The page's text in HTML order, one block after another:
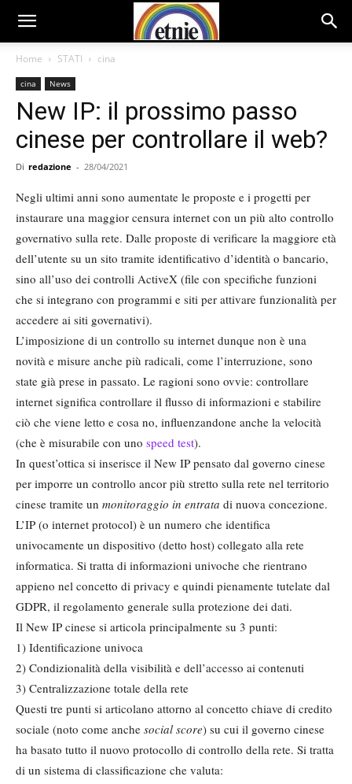
Home STATI cina
cina News
New IP: il prossimo passo
cinese per controllare il web?
Di redazione - 28/04/2021
Negli ultimi anni sono aumentate le proposte e i progetti per
instaurare una maggior censura internet con un più alto controllo
governativo sulla rete. Dalle proposte di verificare la maggiore età
dell’utente su un sito tramite identificativo d’identità o bancario,
sino all’uso dei controlli ActiveX (file con specifiche funzioni
che si integrano con programmi e siti per attivare funzionalità per
accedere ai siti governativi).
L’imposizione di un controllo su internet dunque non è una
novità e misure anche più radicali, come l’interruzione, sono
state già prese in passato. Le ragioni sono ovvie: controllare
internet significa controllare il flusso di informazioni e stabilire
ciò che viene letto e cosa no, influenzandone anche la velocità
(che è misurabile con uno speed test).
In quest’ottica si inserisce il New IP pensato dal governo cinese
per imporre un controllo ancor più stretto sulla rete nel territorio
cinese tramite un monitoraggio in entrata di nuova concezione.
L’IP (o internet protocol) è un numero che identifica
univocamente un dispositivo (detto host) collegato alla rete
informatica. Si tratta di informazioni univoche che rientrano
appieno nel concetto di privacy e quindi pienamente tutelate dal
GDPR, il regolamento generale sulla protezione dei dati.
Il New IP cinese si articola principalmente su 3 punti:
1) Identificazione univoca
2) Condizionalità della visibilità e dell’accesso ai contenuti
3) Centralizzazione totale della rete
Questi tre punti si articolano attorno al concetto chiave di credito
sociale (noto come anche social score) su cui il governo cinese
ha basato tutto il nuovo protocollo di controllo della rete. Si tratta
di un sistema di classificazione che valuta: